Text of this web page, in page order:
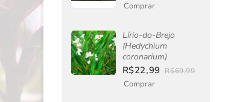
Comprar
Lírio-do-Brejo
(Hedychium
coronarium)
R$22,99 R$69,99
Comprar